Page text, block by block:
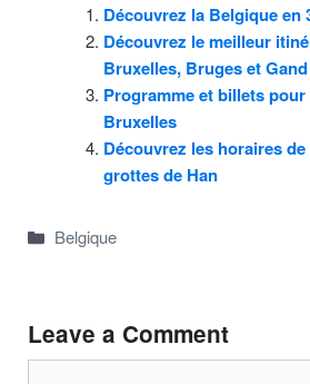
Découvrez la Belgique en
Découvrez le meilleur
Bruxelles, Bruges et Gand
Programme et billets pour
Bruxelles
Découvrez les horaires
grottes de Han
Categories
Belgique
Leave a Comment